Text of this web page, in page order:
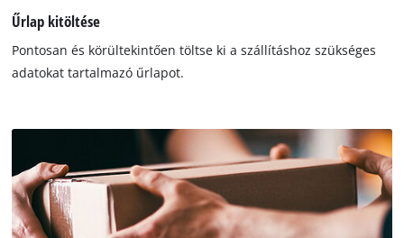
Űrlap kitöltése
Pontosan és körültekintően töltse ki a szállításhoz szükséges
adatokat tartalmazó űrlapot.